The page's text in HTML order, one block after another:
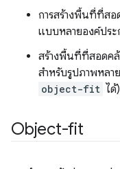
การสร้างพื้นที่ที่ส
แบบหลายองค์ปร
สร้างพื้นที่ที่สอดค
สำหรับรูปภาพหลา
object-fit ได้)
Object-fit